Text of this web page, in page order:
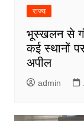
राज्य
भूस्खलन से
कई स्थानों
अपील
admin